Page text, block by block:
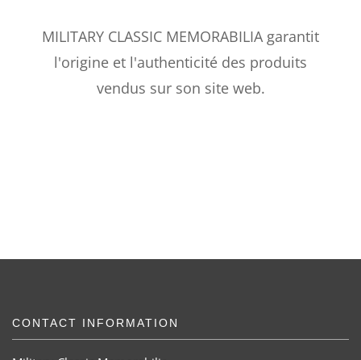
MILITARY CLASSIC MEMORABILIA garantit
l'origine et l'authenticité des produits
vendus sur son site web.
CONTACT INFORMATION